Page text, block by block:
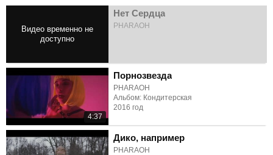
Нет Сердца
PHARAOH
4:37
Порнозвезда
PHARAOH
Альбом: Кондитерская
2016 год
Дико, например
PHARAOH